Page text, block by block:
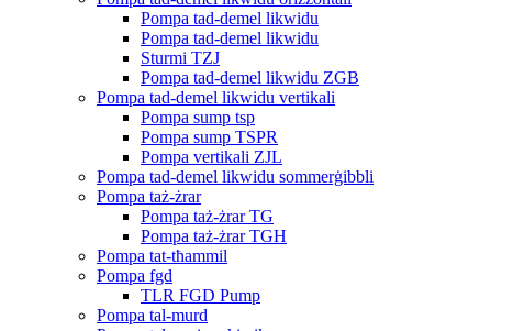
Pompa tad-demel likwidu
Pompa tad-demel likwidu
Sturmi TZJ
Pompa tad-demel likwidu ZGB
Pompa tad-demel likwidu vertikali
Pompa sump tsp
Pompa sump TSPR
Pompa vertikali ZJL
Pompa tad-demel likwidu sommerġibbli
Pompa taż-żrar
Pompa taż-żrar TG
Pompa taż-żrar TGH
Pompa tat-tħammil
Pompa fgd
TLR FGD Pump
Pompa tal-murd